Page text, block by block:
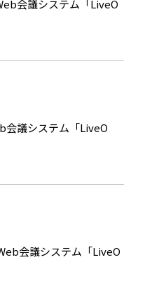
会議システム「LiveO
会議システム「LiveO
会議システム「LiveO